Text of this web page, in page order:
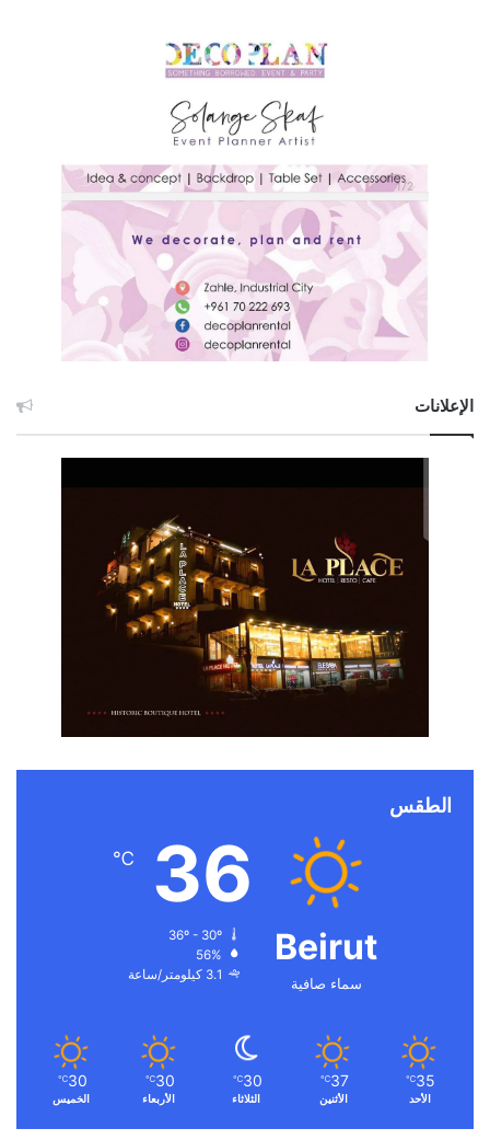
الإعلانات
الطقس
Beirut
سماء صافية
36
℃
56%
3.1 كيلومتر/ساعة
35
℃
الأحد
37
℃
الأثنين
30
℃
الثلاثاء
30
℃
الأربعاء
30
℃
الخميس